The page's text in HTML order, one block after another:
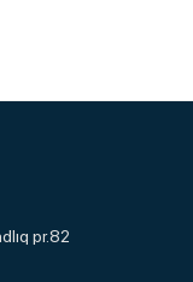
pr.82